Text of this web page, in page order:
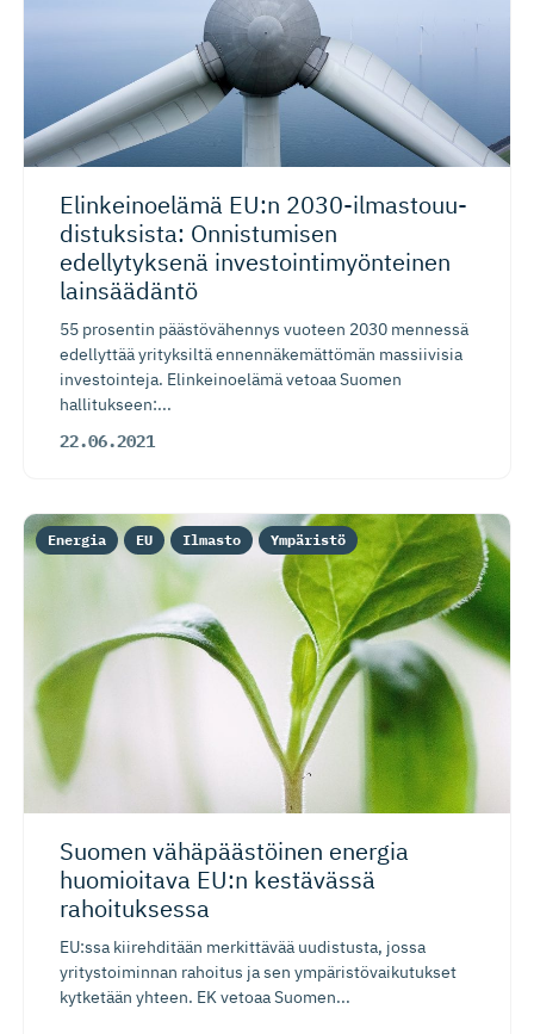
Elinkeinoelämä EU:n 2030-ilmas­touu­
dis­tuk­sista: Onnistumisen
edellytyksenä investoin­ti­myön­teinen
lainsäädäntö
55 prosentin päästövähennys vuoteen 2030 mennessä
edellyttää yrityksiltä ennennäkemättömän massiivisia
investointeja. Elinkeinoelämä vetoaa Suomen
hallitukseen:...
22.06.2021
Suomen vähäpäästöinen energia
huomioitava EU:n kestävässä
rahoituksessa
EU:ssa kiirehditään merkittävää uudistusta, jossa
yritystoiminnan rahoitus ja sen ympäristövaikutukset
kytketään yhteen. EK vetoaa Suomen...
Energia EU Ilmasto Ympäristö